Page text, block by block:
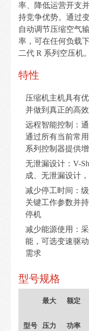
资
讯
在
联
系
我
们
率、降低运营开支
持竞争优势。通过
自动调节压缩空气
率，可在任何负载
二代 R 系列空压机
特性
压缩机主机具有
并做到真正的高
远程智能控制：
通过所有当前常
系列控制器提供
无泄漏设计：V-
成、无泄漏设计
减少停工时间：
关键工作参数并
停机
减少能源使用：
能，可选变速驱
需求
型号规格
型号
最大
压力
额定
功率